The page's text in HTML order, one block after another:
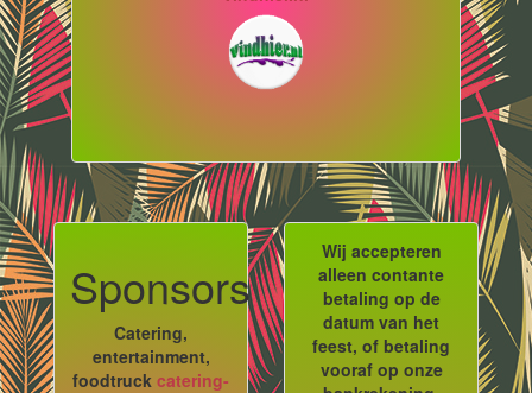
Sponsors
Catering,
entertainment,
foodtruck catering-
Wij accepteren
alleen contante
betaling op de
datum van het
feest, of betaling
vooraf op onze